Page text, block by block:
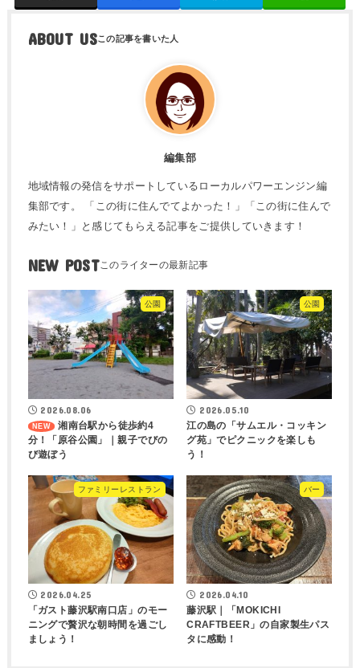
ABOUT US
編集部
地域情報の発信をサポートしているローカルパワーエンジン編
集部です。 「この街に住んでてよかった！」「この街に住んで
みたい！」と感じてもらえる記事をご提供していきます！
NEW POST
公園
2026.08.06
湘南台駅から徒歩約4
分！「原谷公園」｜親子でびの
び遊ぼう
公園
2026.05.10
江の島の「サムエル・コッキン
グ苑」でピクニックを楽しも
う！
ファミリーレストラン
2026.04.25
「ガスト藤沢駅南口店」のモー
ニングで贅沢な朝時間を過ごし
ましょう！
バー
2026.04.10
藤沢駅｜「MOKICHI
CRAFTBEER」の自家製生パス
タに感動！